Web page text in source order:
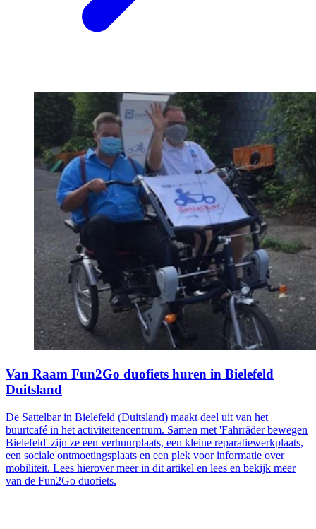
Van Raam Fun2Go duofiets huren in Bielefeld
Duitsland
De Sattelbar in Bielefeld (Duitsland) maakt deel uit van het
buurtcafé in het activiteitencentrum. Samen met 'Fahrräder bewegen
Bielefeld' zijn ze een verhuurplaats, een kleine reparatiewerkplaats,
een sociale ontmoetingsplaats en een plek voor informatie over
mobiliteit. Lees hierover meer in dit artikel en lees en bekijk meer
van de Fun2Go duofiets.